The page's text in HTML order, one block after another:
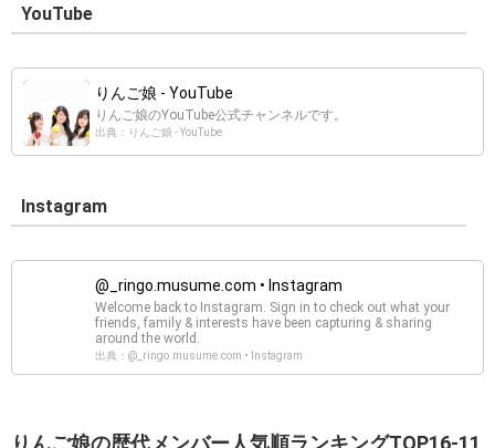
YouTube
りんご娘 - YouTube
りんご娘のYouTube公式チャンネルです。
出典：りんご娘 - YouTube
Instagram
@_ringo.musume.com • Instagram
Welcome back to Instagram. Sign in to check out what your
friends, family & interests have been capturing & sharing
around the world.
出典：@_ringo.musume.com • Instagram
りんご娘の歴代メンバー人気順ランキングTOP16-11